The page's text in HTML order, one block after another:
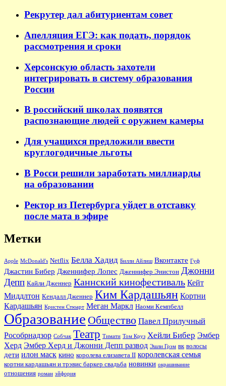
Рекрутер дал абитуриентам совет
Апелляция ЕГЭ: как подать, порядок
рассмотрения и сроки
Херсонскую область захотели
интегрировать в систему образования
России
В российский школах появятся
распознающие людей с оружием камеры
Для учащихся предложили ввести
круглогодичные льготы
В Росси решили заработать миллиарды
на образовании
Ректор из Петербурга уйдет в отставку
после мата в эфире
Метки
Apple McDonald's Netflix Белла Хадид Билли Айлиш Вконтакте Гуф
Джастин Бибер Дженнифер Лопес Дженнифер Энистон Джонни
Депп Кайли Дженнер Каннский кинофестиваль Кейт
Миддлтон Кендалл Дженнер Ким Кардашьян Кортни
Кардашьян Кристен Стюарт Меган Маркл Наоми Кемпбелл
Образование Общество Павел Прилучный
Рособрнадзор Собчак Театр Тимати Том Круз Хейли Бибер Эмбер
Херд Эмбер Херд и Джонни Депп развод Эшли Грэм вк волосы
дети илон маск кино королева елизавета II королевская семья
кортни кардашьян и трэвис баркер свадьба новинки окрашивание
отношения роман эйфория